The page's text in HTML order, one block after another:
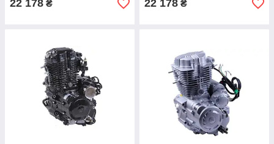
22 178 ₴ 22 178 ₴